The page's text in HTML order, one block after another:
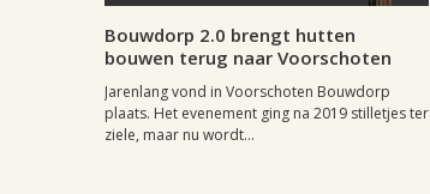
Bouwdorp 2.0 brengt hutten
bouwen terug naar Voorschoten
Jarenlang vond in Voorschoten Bouwdorp
plaats. Het evenement ging na 2019 stilletjes ter
ziele, maar nu wordt...